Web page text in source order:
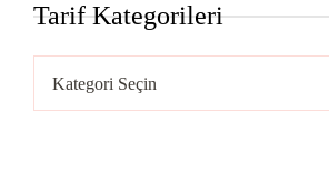
Tarif Kategorileri
Kategorileri